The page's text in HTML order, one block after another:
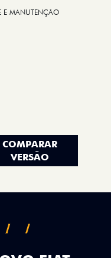
E MANUTENÇÃO
COMPARAR
VERSÃO